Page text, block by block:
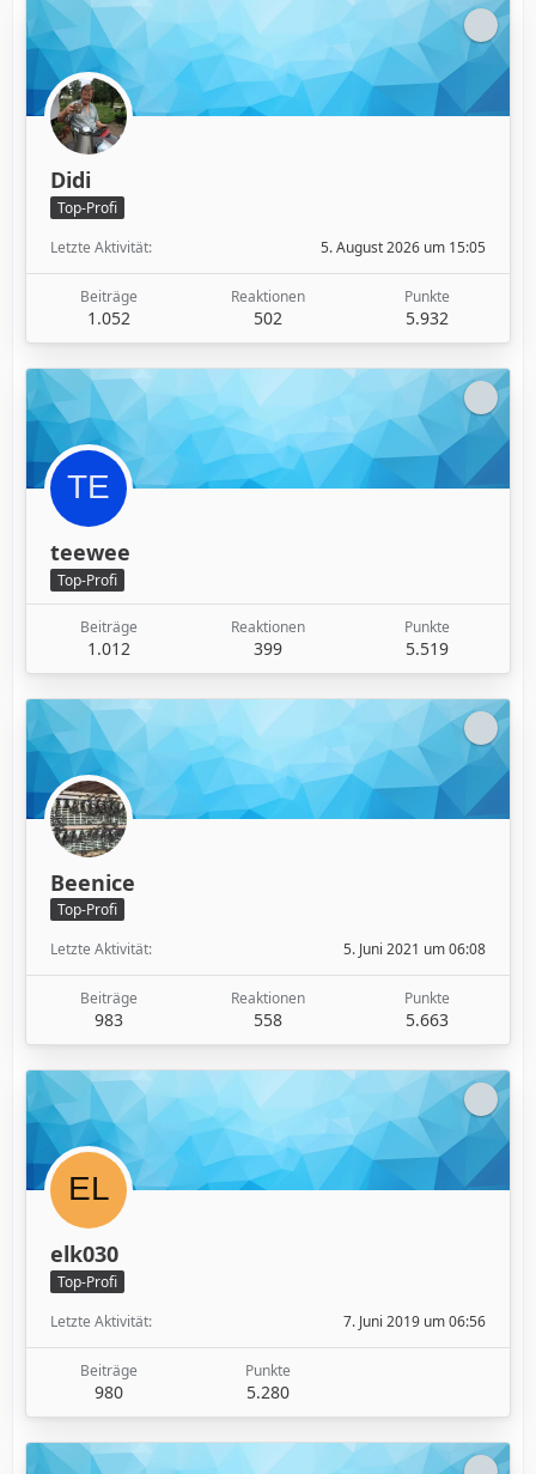
Didi
Top-Profi
Letzte Aktivität
5. August 2026 um 15:05
Beiträge
1.052
Reaktionen
502
Punkte
5.932
teewee
Top-Profi
Beiträge
1.012
Reaktionen
399
Punkte
5.519
Beenice
Top-Profi
Letzte Aktivität
5. Juni 2021 um 06:08
Beiträge
983
Reaktionen
558
Punkte
5.663
elk030
Top-Profi
Letzte Aktivität
7. Juni 2019 um 06:56
Beiträge
980
Punkte
5.280